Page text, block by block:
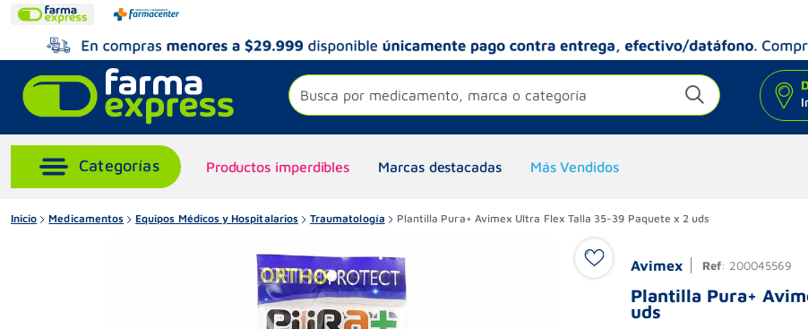
Busca por medicamento, marca o categoría
Productos imperdibles Marcas destacadas Más Vendidos
Inicio Medicamentos Equipos Médicos y Hospitalarios Traumatología Plantilla Pura+ Avimex Ultra Flex Talla 35-39 Paquete x 2 uds
Avimex Ref: 200045569
Plantilla Pura+
uds